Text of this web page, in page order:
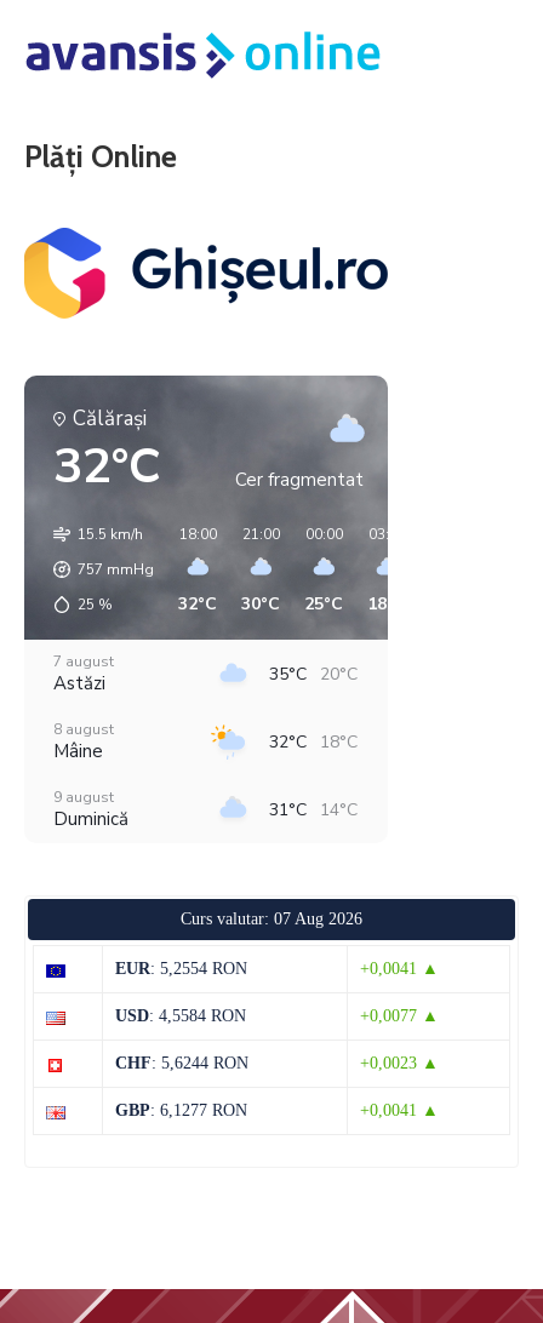
Plăți Online
Călăraşi
32°C Cer fragmentat
15.5 km/h
757 mmHg
25 %
18:00
32°C
21:00
30°C
00:00
25°C
03:00
18°C
7 august
Astăzi 35°C 20°C
8 august
Mâine 32°C 18°C
9 august
Duminică 31°C 14°C
36°C 18°C
Miercuri
13 august
Curs valutar: 07 Aug 2026
EUR: 5,2554 RON +0,0041 ▲
USD: 4,5584 RON +0,0077 ▲
CHF: 5,6244 RON +0,0023 ▲
GBP: 6,1277 RON +0,0041 ▲